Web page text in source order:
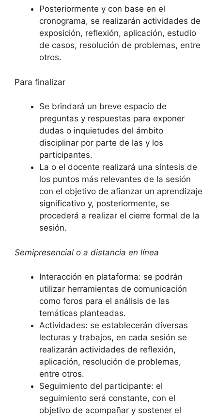
Posteriormente y con base en el
cronograma, se realizarán actividades de
exposición, reflexión, aplicación, estudio
de casos, resolución de problemas, entre
otros.
Para finalizar
Se brindará un breve espacio de
preguntas y respuestas para exponer
dudas o inquietudes del ámbito
disciplinar por parte de las y los
participantes.
La o el docente realizará una síntesis de
los puntos más relevantes de la sesión
con el objetivo de afianzar un aprendizaje
significativo y, posteriormente, se
procederá a realizar el cierre formal de la
sesión.
Semipresencial o a distancia en línea
Interacción en plataforma: se podrán
utilizar herramientas de comunicación
como foros para el análisis de las
temáticas planteadas.
Actividades: se establecerán diversas
lecturas y trabajos, en cada sesión se
realizarán actividades de reflexión,
aplicación, resolución de problemas,
entre otros.
Seguimiento del participante: el
seguimiento será constante, con el
objetivo de acompañar y sostener el